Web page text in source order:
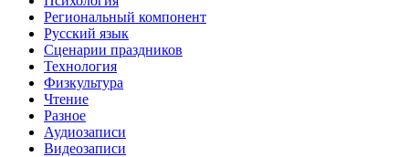
Региональный компонент
Русский язык
Сценарии праздников
Технология
Физкультура
Чтение
Разное
Аудиозаписи
Видеозаписи